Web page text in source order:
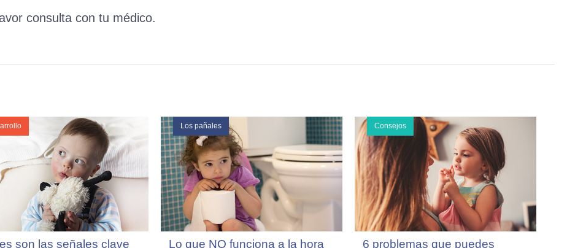
consulta con tu médico.
son las señales clave
Los pañales
Lo que NO funciona a la hora
Consejos
6 problemas que puedes